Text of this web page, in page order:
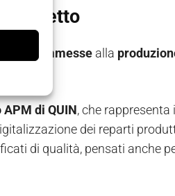
progetto
commesse alla
di QUIN, che
dei reparti
di qualità, pensati anche